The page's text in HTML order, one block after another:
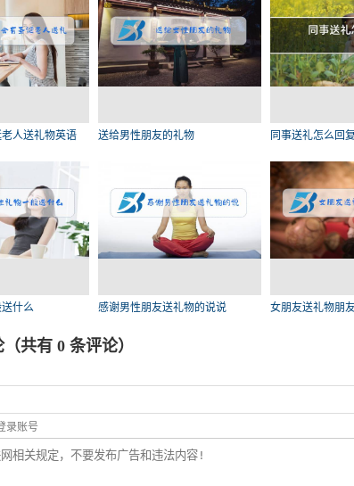
人送礼物英语 送给男性朋友的礼物 同事送礼怎么回复
什么 感谢男性朋友送礼物的说说 女朋友送礼物朋
（共有 0 条评论）
录账号